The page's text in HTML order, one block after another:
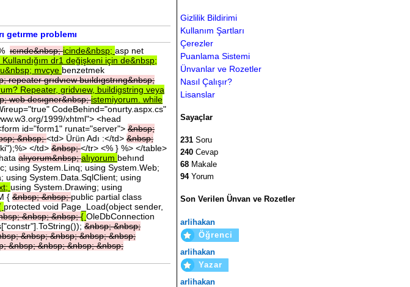
getırme problemı
ıcınde&nbsp;icinde&nbsp; asp net
Kullandığım dr1 değişkeni için de&nbsp;
mvcye benzetmek
repeatergrıdvıewbuıldıgstrıng&nbsp;
Repeater, gridvıew, buildigstring veya
webdesıgner&nbsp;istemiyorum. while
CodeBehind="onurty.aspx.cs"
1999/xhtml"> <head
id="form1" runat="server"> &nbsp;
&nbsp;<td> Ürün Adı :</td> &nbsp;
</td> &nbsp;</tr> <% } %> </table>
alıyorum&nbsp;alıyorum behınd
using System.Linq; using System.Web;
using System.Data.SqlClient; using
using System.Drawing; using
{ &nbsp;&nbsp;public partial class
protected void Page_Load(object sender,
&nbsp;&nbsp;{ OleDbConnection
&nbsp;&nbsp;
&nbsp;&nbsp;&nbsp;&nbsp;
&nbsp;&nbsp;&nbsp;&nbsp;
Gizlilik Bildirimi
Kullanım Şartları
Çerezler
Puanlama Sistemi
Ünvanlar ve Rozetler
Nasıl Çalışır?
Lisanslar
Sayaçlar
231 Soru
240 Cevap
68 Makale
94Yorum
Son Verilen Ünvan ve Rozetler
arlihakan
Öğrenci
arlihakan
Yazar
arlihakan